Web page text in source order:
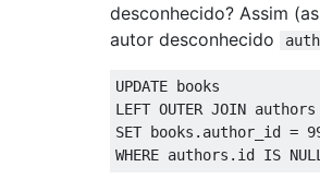
desconhecido? Assim
autor desconhecido
UPDATE
LEFT OUTER JOIN authors
SET books . author_id =
WHERE authors . id IS NULL